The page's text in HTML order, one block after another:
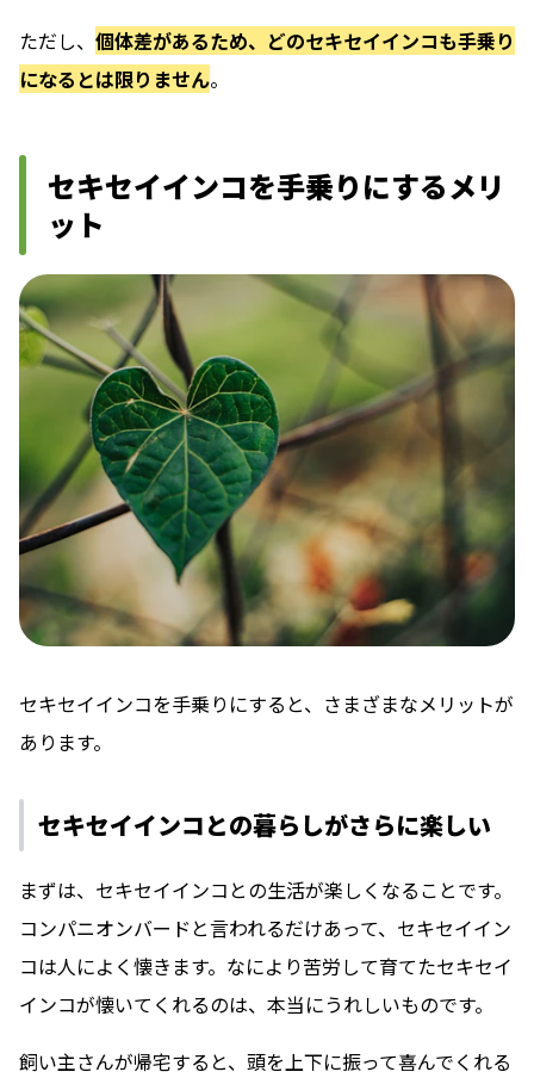
ただし、 個体差があるため、どのセキセイインコも手乗り
になるとは限りません。
セキセイインコを手乗りにするメリ
ット
セキセイインコを手乗りにすると、さまざまなメリットが
あります。
セキセイインコとの暮らしがさらに楽しい
まずは、セキセイインコとの生活が楽しくなることです。
コンパニオンバードと言われるだけあって、セキセイイン
コは人によく懐きます。なにより苦労して育てたセキセイ
インコが懐いてくれるのは、本当にうれしいものです。
飼い主さんが帰宅すると、頭を上下に振って喜んでくれる